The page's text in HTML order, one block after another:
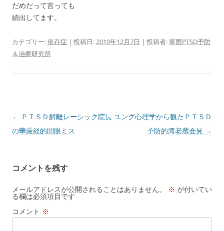
だめだって言っても
続出してます。
カテゴリー:依存症 | 投稿日:2010年12月7日 | 投稿者:翠雨PTSD予防
＆治療研究所
投
稿
ゲ
ー
シ
ョ
← ＰＴＳＤ解離レーシック院長
の華厳経的開眼ミス
ユング心理学から観たＰＴＳＤ
予防的海老蔵会見 →
コメントを残す
メールアドレスが公開されることはありません。 ※ が付いてい
る欄は必須項目です
コメント ※